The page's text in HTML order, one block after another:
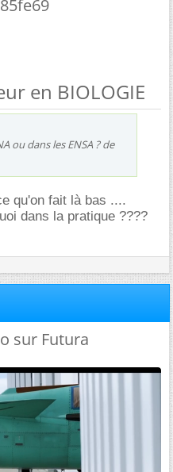
en BIOLOGIE
ou dans les ENSA ? de
qu'on fait là bas ....
dans la pratique ????
sur Futura